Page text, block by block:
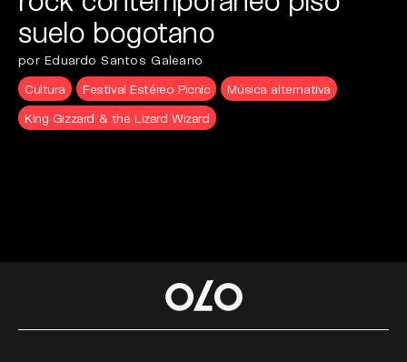
suelo bogotano
por Eduardo Santos Galeano
Cultura
Festival Estéreo Picnic
Música alternativa
King Gizzard & the Lizard Wizard